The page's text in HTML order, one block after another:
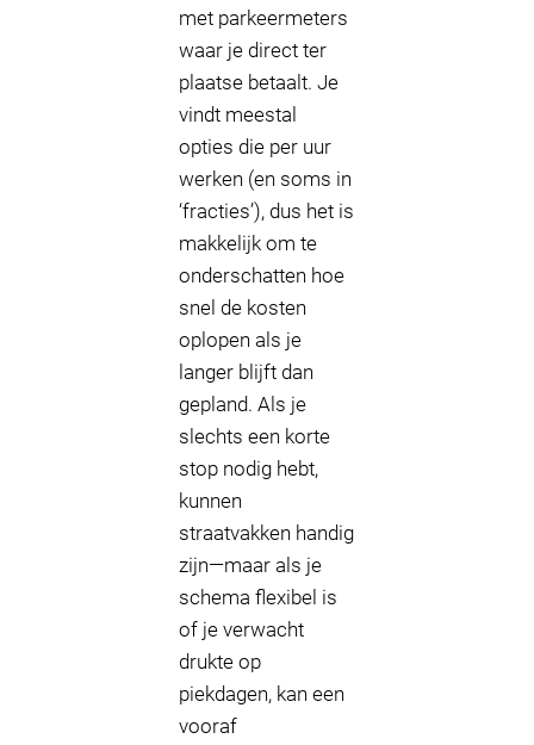
met parkeermeters
waar je direct ter
plaatse betaalt. Je
vindt meestal
opties die per uur
werken (en soms in
‘fracties’), dus het is
makkelijk om te
onderschatten hoe
snel de kosten
oplopen als je
langer blijft dan
gepland. Als je
slechts een korte
stop nodig hebt,
kunnen
straatvakken handig
zijn—maar als je
schema flexibel is
of je verwacht
drukte op
piekdagen, kan een
vooraf